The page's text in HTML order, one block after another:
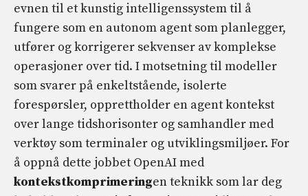
evnen til et kunstig intelligenssystem til å
fungere som en autonom agent som planlegger,
utfører og korrigerer sekvenser av komplekse
operasjoner over tid. I motsetning til modeller
som svarer på enkeltstående, isolerte
forespørsler, opprettholder en agent kontekst
over lange tidshorisonter og samhandler med
verktøy som terminaler og utviklingsmiljøer. For
å oppnå dette jobbet OpenAI med
kontekstkomprimeringen teknikk som lar deg